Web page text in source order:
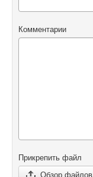
Комментарии
Прикрепить файл
Обзор файлов